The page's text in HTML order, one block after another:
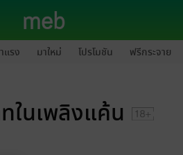
แรง มาใหม่ โปรโมชัน ฟรีกระจาย
ในเพลิงแค้น